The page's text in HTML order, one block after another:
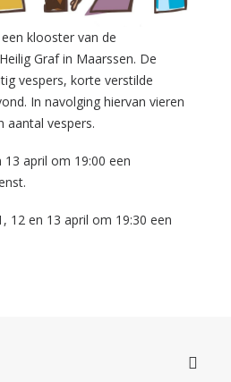
klooster van de
Graf in Maarssen. De
vespers, korte verstilde
In navolging hiervan vieren
aantal vespers.
13 april om 19:00 een
12 en 13 april om 19:30 een